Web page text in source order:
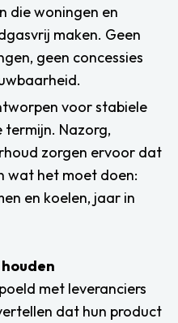
die woningen en
maken. Geen
geen concessies
voor stabiele
termijn. Nazorg,
zorgen ervoor dat
wat het moet doen:
en koelen, jaar in
met leveranciers
dat hun product